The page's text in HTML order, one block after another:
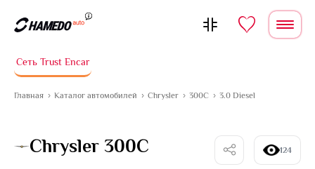
Сеть Trust Encar
Главная Каталог автомобилей Chrysler 300C 3.0 Diesel
Chrysler 300C 124